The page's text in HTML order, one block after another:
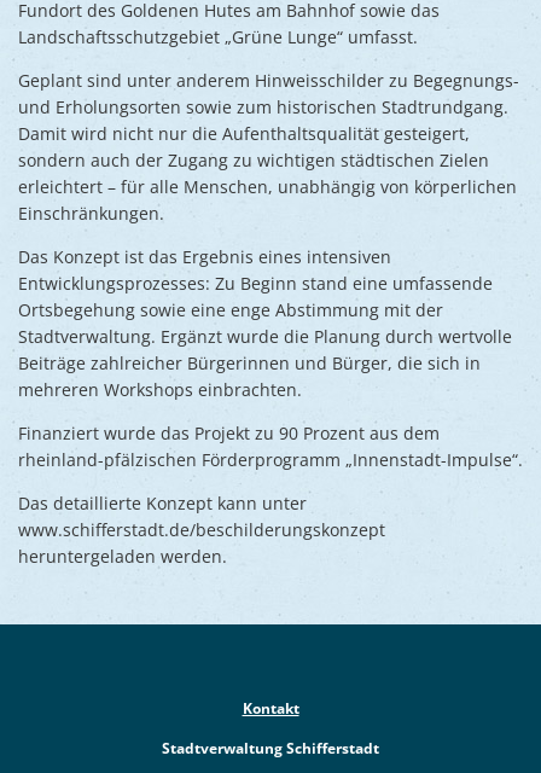
Fundort des Goldenen Hutes am Bahnhof sowie das
Landschaftsschutzgebiet „Grüne Lunge“ umfasst.
Geplant sind unter anderem Hinweisschilder zu Begegnungs-
und Erholungsorten sowie zum historischen Stadtrundgang.
Damit wird nicht nur die Aufenthaltsqualität gesteigert,
sondern auch der Zugang zu wichtigen städtischen Zielen
erleichtert – für alle Menschen, unabhängig von körperlichen
Einschränkungen.
Das Konzept ist das Ergebnis eines intensiven
Entwicklungsprozesses: Zu Beginn stand eine umfassende
Ortsbegehung sowie eine enge Abstimmung mit der
Stadtverwaltung. Ergänzt wurde die Planung durch wertvolle
Beiträge zahlreicher Bürgerinnen und Bürger, die sich in
mehreren Workshops einbrachten.
Finanziert wurde das Projekt zu 90 Prozent aus dem
rheinland-pfälzischen Förderprogramm „Innenstadt-Impulse“.
Das detaillierte Konzept kann unter
www.schifferstadt.de/beschilderungskonzept
heruntergeladen werden.
Kontakt
Stadtverwaltung Schifferstadt